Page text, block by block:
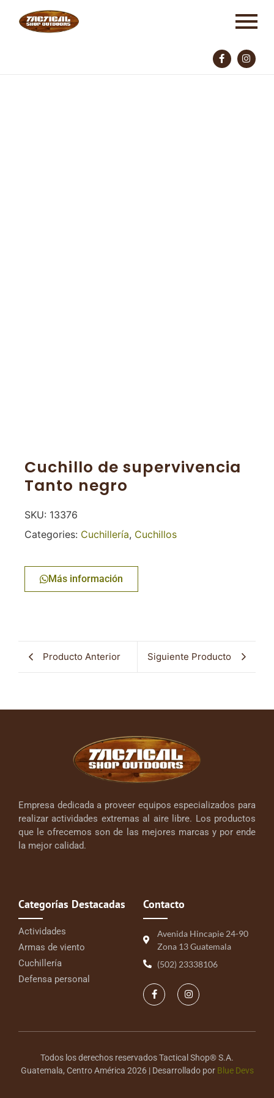
Cuchillo de supervivencia
Tanto negro
SKU: 13376
Categories: Cuchillería, Cuchillos
Más información
Producto Anterior Siguiente Producto
Empresa dedicada a proveer equipos especializados para
realizar actividades extremas al aire libre. Los productos
que le ofrecemos son de las mejores marcas y por ende
la mejor calidad.
Categorías Destacadas
Actividades
Armas de viento
Cuchillería
Defensa personal
Contacto
Avenida Hincapie 24-90
Zona 13 Guatemala
(502) 23338106
Todos los derechos reservados Tactical Shop® S.A.
Guatemala, Centro América 2026 | Desarrollado por Blue Devs